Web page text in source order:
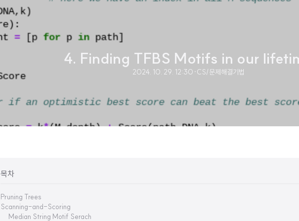
4. Finding TFBS Motifs in our
2024. 10. 29. 12:30 ·CS/문제해결기법
목차
Pruning Trees
Scanning-and-Scoring
Median String Motif Serach